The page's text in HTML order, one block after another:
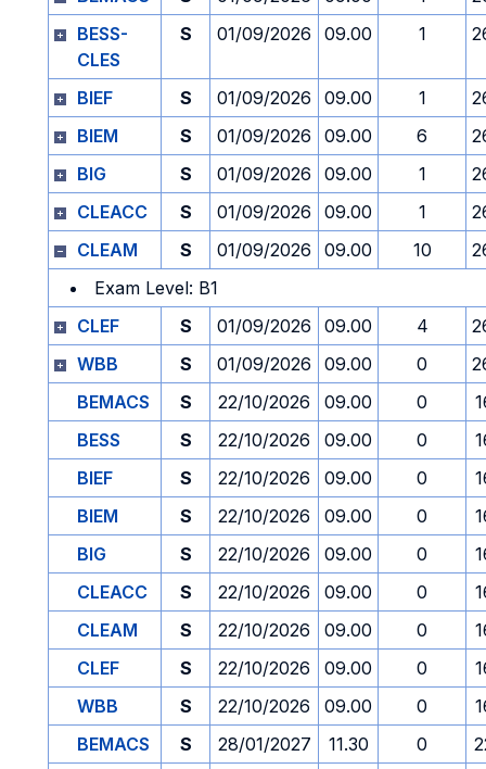
BESS-
CLES
S 01/09/2026 09.00 1
BIEF S 01/09/2026 09.00 1
BIEM
S 01/09/2026 09.00 6
BIG
S 01/09/2026 09.00 1
CLEACC
S 01/09/2026 09.00 1
CLEAM
S 01/09/2026 09.00 10
Exam Level: B1
CLEF
S 01/09/2026 09.00 4
WBB
S 01/09/2026 09.00 0
BEMACS
S 22/10/2026 09.00 0
BESS
S 22/10/2026 09.00 0
BIEF
S 22/10/2026 09.00 0
BIEM
S 22/10/2026 09.00 0
BIG
S 22/10/2026 09.00 0
CLEACC
S 22/10/2026 09.00 0
CLEAM
S 22/10/2026 09.00 0
CLEF
S 22/10/2026 09.00 0
WBB
S 22/10/2026 09.00 0
BEMACS
S 28/01/2027 11.30 0